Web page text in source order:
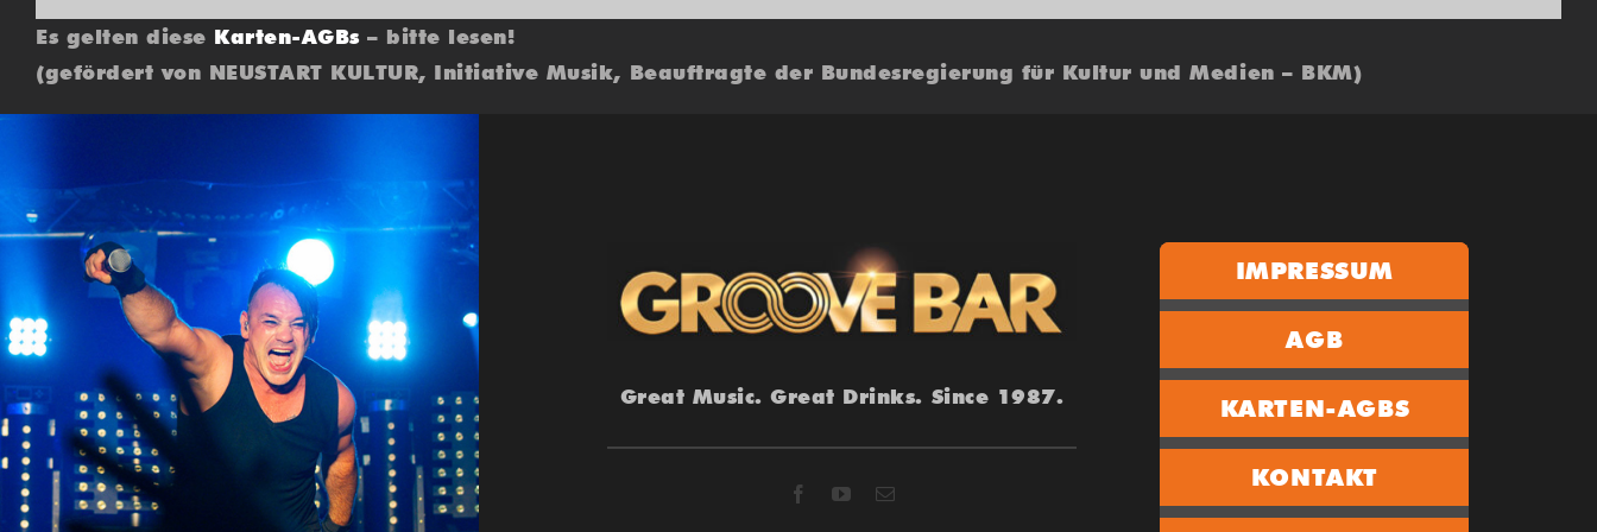
Es gelten diese Karten-AGBs – bitte lesen!
(gefördert von NEUSTART KULTUR, Initiative Musik, Beauftragte der Bundesregierung für Kultur und Medien – BKM)
Great Music. Great Drinks. Since 1987.
IMPRESSUM
AGB
KARTEN-AGBS
KONTAKT